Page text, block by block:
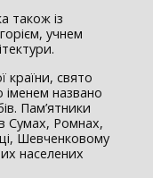
також із
учнем
країни, свято
названо
Пам’ятники
Сумах, Ромнах,
Шевченковому
населених